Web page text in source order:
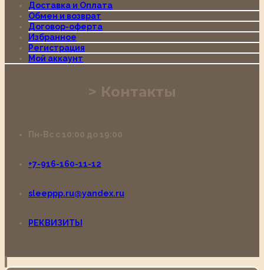
Доставка и Оплата
Обмен и возврат
Договор-оферта
Избранное
Регистрация
Мой аккаунт
Контакты
Пн-Вс с 10:00 до 19:00
+7-916-160-11-12
sleeppp.ru@yandex.ru
РЕКВИЗИТЫ